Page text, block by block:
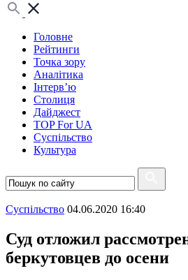
Головне
Рейтинги
Точка зору
Аналітика
Інтерв’ю
Столиця
Дайджест
TOP For UA
Суспiльство
Культура
Суспiльство 04.06.2020 16:40
Суд отложил
беркутовцев до осени